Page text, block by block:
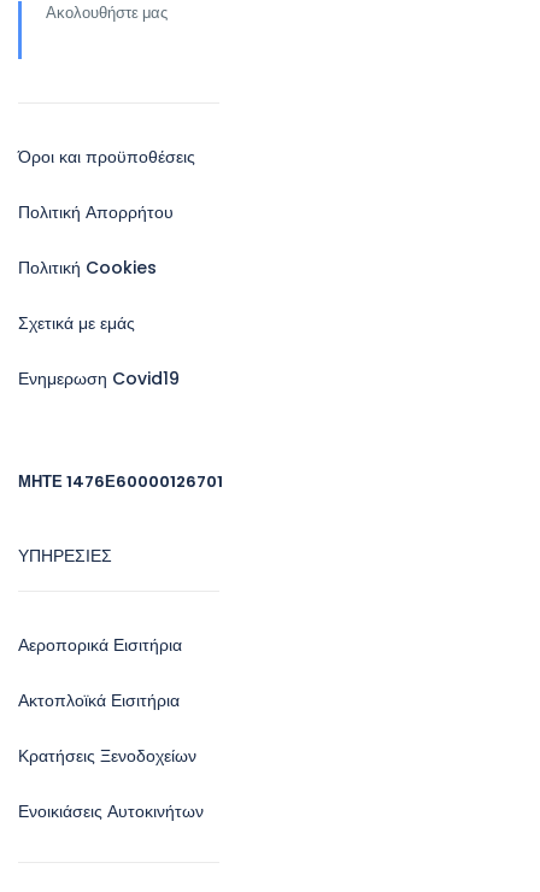
Ακολουθήστε μας
Όροι και προϋποθέσεις
Πολιτική Απορρήτου
Πολιτική Cookies
Σχετικά με εμάς
Ενημερωση Covid19
ΜΗΤΕ 1476Ε60000126701
ΥΠΗΡΕΣΙΕΣ
Αεροπορικά Εισιτήρια
Ακτοπλοϊκά Εισιτήρια
Κρατήσεις Ξενοδοχείων
Ενοικιάσεις Αυτοκινήτων